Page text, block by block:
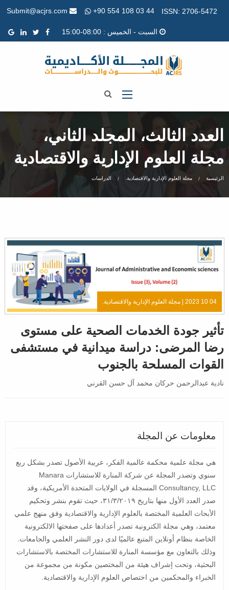
ISSN: 2706-5472
+90 554 108 03 44
السبت - الخميس : 08:00-15:00
العدد الثالث، المجلد الثاني،
مجلة العلوم الإدارية والاقتصادية
الرئيسية مجلة العلوم الإدارية والاقتصادية. الدراسات
04 10 2023 | مجلة العلوم الإدارية والاقتصادية.
تأثير جودة الخدمات الصحية على مستوى
رضا المرضى: دراسة ميدانية في مستشفى
القوات المسلحة بالجنوب
نادية عبدالرحمن حركان محمد آل حسن القرني
معلومات عن المجلة
هي مجلة علمية محكمة عالمية الفكر، عربية الأصول تصدر بشكل ربع
سنوي وتصدر المجلة عن شركة المنارة للاستشارات Manara
Consultancy, LLC المسجلة في الولايات المتحدة الأمريكية، وقد
صدر العدد الأول منها بتاريخ ٣١/٣/٢٠١٩، حيث تقوم بنشر وتحكيم
الأبحاث العلمية المختصة بالعلوم الإدارية والاقتصادية وفق منهج علمي
معتمد، وهي مجلة الكترونية تصدر أعدادها على صفحتها الالكترونية
الخاصة بنظام أونلاين المتبع عالميًا لدى دور النشر العلمي والجامعات.
وذلك بالتعاون مع مؤسسة المنارة للاستشارات المختصة بالاستشارات
البحثية، وتحت إشراف هيئة من المختصين مكونة من مجموعة من
الخبراء والمحكمين من اختصاص العلوم الإدارية والاقتصادية.